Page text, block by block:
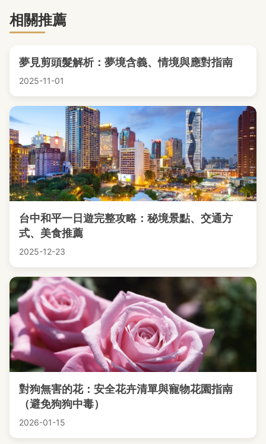
相關推薦
夢見剪頭髮解析：夢境含義、情境與應對指南
2025-11-01
台中和平一日遊完整攻略：秘境景點、交通方
式、美食推薦
2025-12-23
對狗無害的花：安全花卉清單與寵物花園指南
（避免狗狗中毒）
2026-01-15